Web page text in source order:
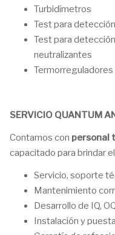
Turbidímetros
Test para
Test para
neutralizantes
SERVICIO QUANTUM
Contamos con personal
capacitado para brindar
Servicio, soporte
Mantenimiento
Desarrollo de IQ,
Instalación y